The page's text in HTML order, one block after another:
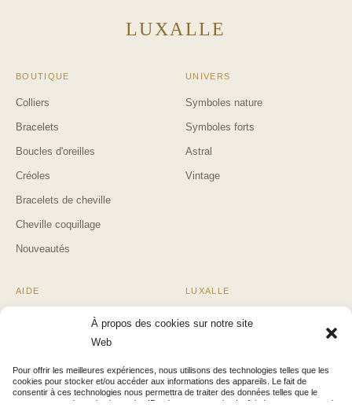
À propos des cookies sur notre site
Web
Pour offrir les meilleures expériences, nous utilisons des technologies telles que les
cookies pour stocker et/ou accéder aux informations des appareils. Le fait de
consentir à ces technologies nous permettra de traiter des données telles que le
comportement de navigation ou les ID uniques sur ce site. Le fait de ne pas consentir
LUXALLE
BOUTIQUE
Colliers
Bracelets
Boucles d'oreilles
Créoles
Bracelets de cheville
Cheville coquillage
Nouveautés
UNIVERS
Symboles nature
Symboles forts
Astral
Vintage
AIDE
Suivi de commande
Retours & remboursements
Contact
FAQ
LUXALLE
Blog & Guides
Confidentialité
CGV